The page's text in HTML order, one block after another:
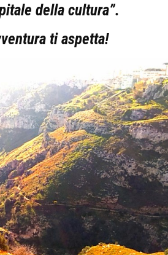
della cultura”.
ti aspetta!